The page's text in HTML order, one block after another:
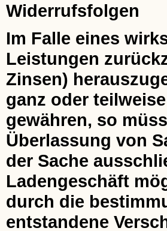
Widerrufsfolgen
Im Falle eines
Leistungen
Zinsen)
ganz oder
gewähren, so
Überlassung von
der Sache
Ladengeschäft
durch die
entstandene